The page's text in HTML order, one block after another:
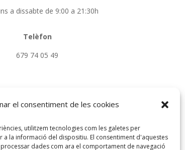
el consentiment de les cookies
utilitzem tecnologies com les galetes per
a la informació del dispositiu. El consentiment d'aquestes
dades com ara el comportament de navegació
a dissabte de 9:00 a 21:30h
Telèfon
679 74 05 49
Y RESILIENCIA.